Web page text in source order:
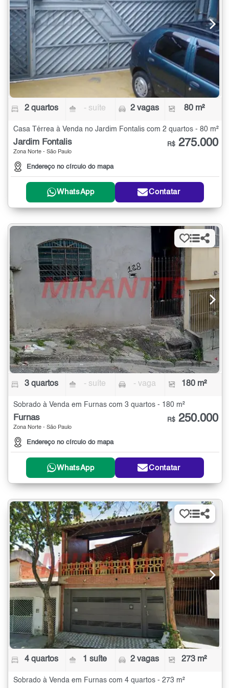
2 quartos - suíte 2 vagas 80 m²
Casa Térrea à Venda no Jardim Fontalis com 2 quartos - 80 m²
Jardim Fontalis
Zona Norte - São Paulo
Endereço no círculo do mapa
R$ 275.000
WhatsApp Contatar
3 quartos - suíte - vaga 180 m²
Sobrado à Venda em Furnas com 3 quartos - 180 m²
Furnas
Zona Norte - São Paulo
Endereço no círculo do mapa
R$ 250.000
WhatsApp Contatar
4 quartos 1 suíte 2 vagas 273 m²
Sobrado à Venda em Furnas com 4 quartos - 273 m²